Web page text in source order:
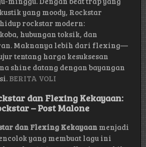
yang moody, Rockstar
rockstar modern:
hubungan toksik, dan
Maknanya lebih dari flexing—
tentang harga kesuksesan
shine datang dengan bayangan
BERITA VOLI
dan Flexing Kekayaan:
– Post Malone
dan Flexing Kekayaan menjadi
yang membuat lagu ini